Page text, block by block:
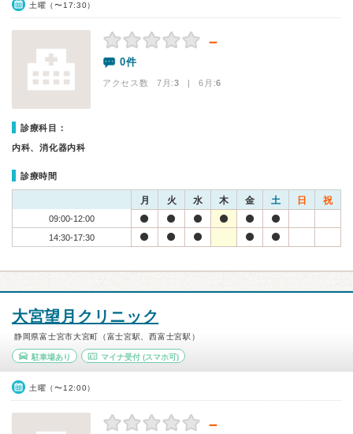
土曜（〜17:30）
－
0件
アクセス数 7月:3 | 6月:6
診療科目：
内科、消化器内科
診療時間
月 火 水 木 金 土 日 祝
09:00-12:00
14:30-17:30
大宮望月クリニック
静岡県富士宮市大宮町（富士宮駅、西富士宮駅）
駐車場あり マイナ受付(スマホ可)
土曜（〜12:00）
－